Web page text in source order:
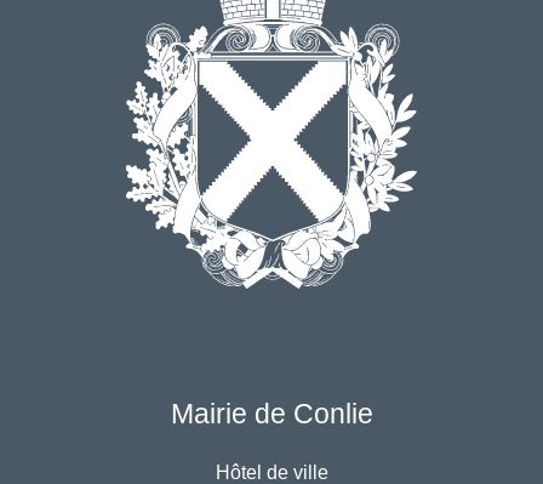
Mairie de Conlie
Hôtel de ville